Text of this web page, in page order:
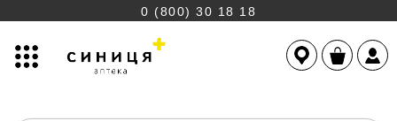
0 (800) 30 18 18